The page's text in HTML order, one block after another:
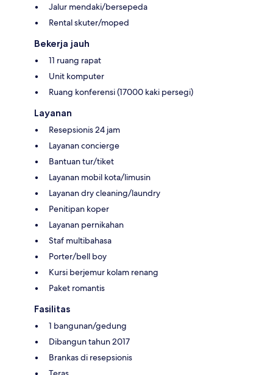
Jalur mendaki/bersepeda
Rental skuter/moped
Bekerja jauh
11 ruang rapat
Unit komputer
Ruang konferensi (17000 kaki persegi)
Layanan
Resepsionis 24 jam
Layanan concierge
Bantuan tur/tiket
Layanan mobil kota/limusin
Layanan dry cleaning/laundry
Penitipan koper
Layanan pernikahan
Staf multibahasa
Porter/bell boy
Kursi berjemur kolam renang
Paket romantis
Fasilitas
1 bangunan/gedung
Dibangun tahun 2017
Brankas di resepsionis